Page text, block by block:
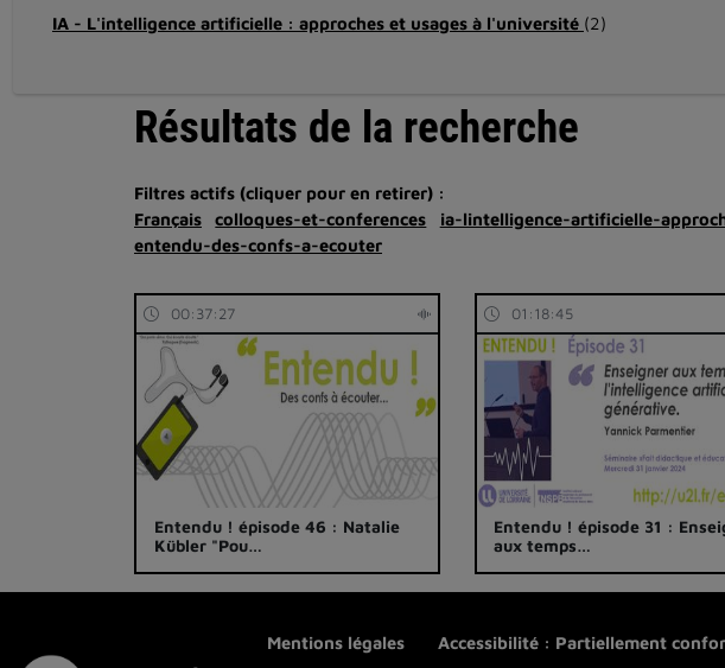
IA - L'intelligence artificielle : approches et usages à l'université (2)
Résultats de la recherche
Filtres actifs (cliquer pour en retirer) :
Français
colloques-et-conferences ia-lintelligence-artificielle-
entendu-des-confs-a-ecouter
00:37:27
Entendu ! épisode 46 : Natalie
Kübler "Pou…
01:18:45
Entendu ! épisode 31 :
aux temps…
Mentions légales Accessibilité : Partiellement